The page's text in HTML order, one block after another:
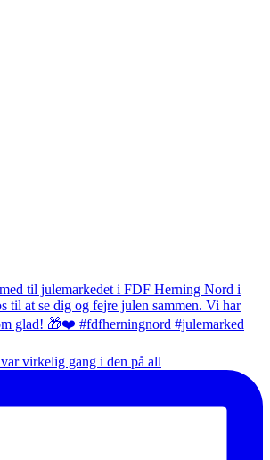
virkelig gang i den på all